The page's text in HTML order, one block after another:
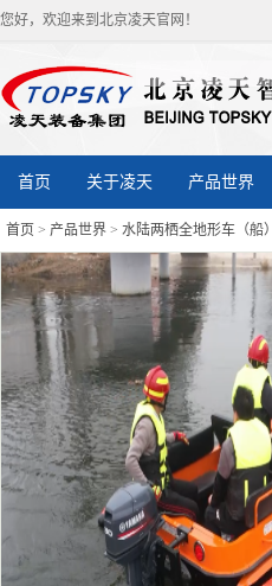
您好，欢迎来到北京凌天官网！
首页 关于凌天 产品世界
首页 > 产品世界 > 水陆两栖全地形车（船